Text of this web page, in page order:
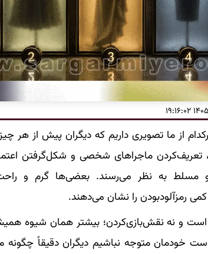
از ما تصویری داریم که دیگران پیش از هر
تعریف‌کردن ماجراهای شخصی و شکل‌گرفتن
مسلط به نظر می‌رسند. بعضی‌ها گرم و
رمزآلودبودن را نشان می‌دهند.
است و نه نقش‌بازی‌کردن؛ بیشتر همان شیوه
متوجه نباشیم دیگران دقیقاً چگونه